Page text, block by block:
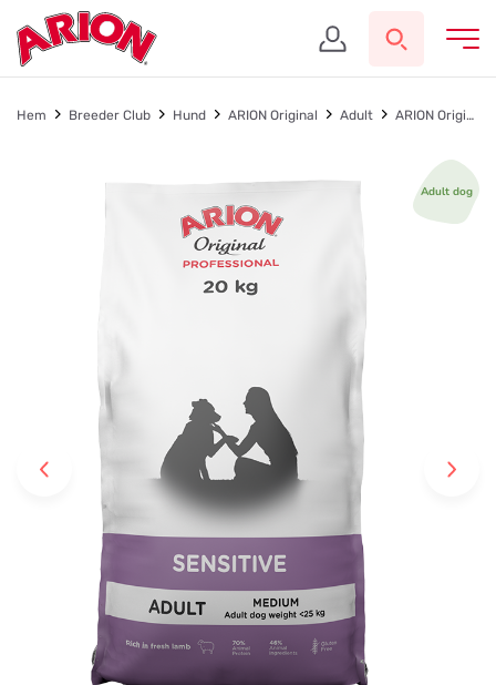
Hem Breeder Club Hund ARION Original Adult ARION Original Sensitive Small/Medium 20 kg
Adult dog